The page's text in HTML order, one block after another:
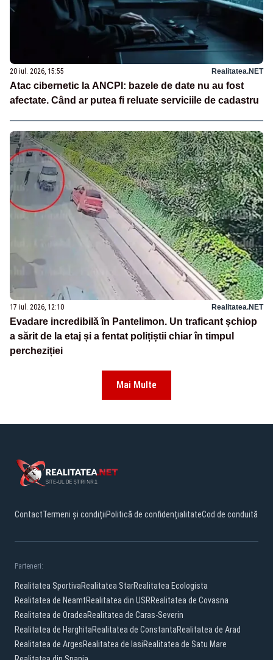
20 iul. 2026, 15:55 Realitatea.NET
Atac cibernetic la ANCPI: bazele de date nu au fost
afectate. Când ar putea fi reluate serviciile de cadastru
17 iul. 2026, 12:10 Realitatea.NET
Evadare incredibilă în Pantelimon. Un traficant șchiop
a sărit de la etaj și a fentat polițiștii chiar în timpul
percheziției
Mai Multe
ContactTermeni și condițiiPolitică de confidențialitateCod de conduită
Parteneri:
Realitatea SportivaRealitatea StarRealitatea Ecologista
Realitatea de NeamtRealitatea din USRRealitatea de Covasna
Realitatea de OradeaRealitatea de Caras-Severin
Realitatea de HarghitaRealitatea de ConstantaRealitatea de Arad
Realitatea de ArgesRealitatea de IasiRealitatea de Satu Mare